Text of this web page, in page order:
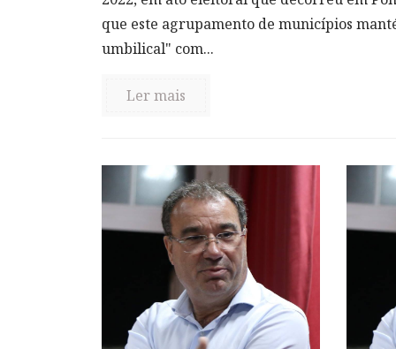
que este agrupamento de municípios
umbilical" com...
Ler mais